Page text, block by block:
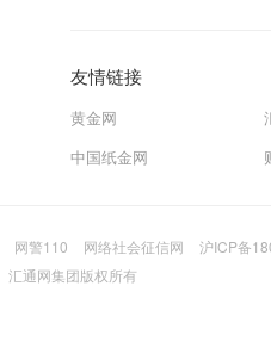
友情链接
黄金网
中国纸金网
网警110 网络社会征信网
沪ICP备
汇通网集团版权所有